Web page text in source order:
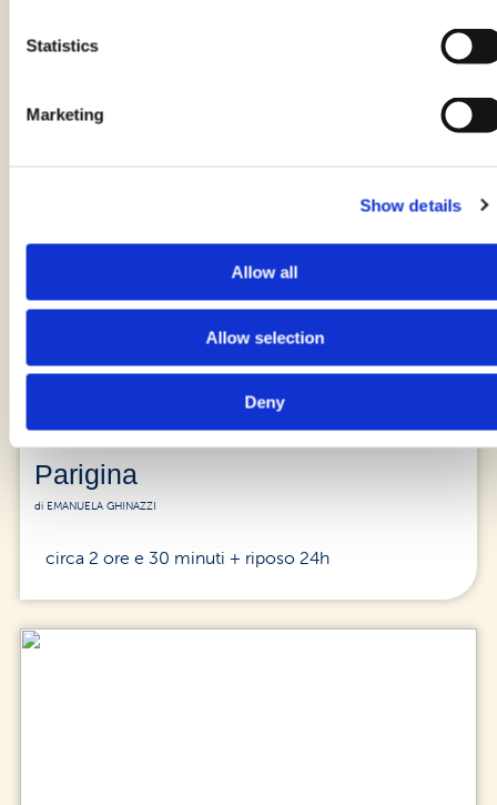
Statistics
Marketing
Show details
Allow all
Allow selection
Deny
Vedi anche altre nostre
Parigina
di EMANUELA GHINAZZI
circa 2 ore e 30 minuti + riposo 24h